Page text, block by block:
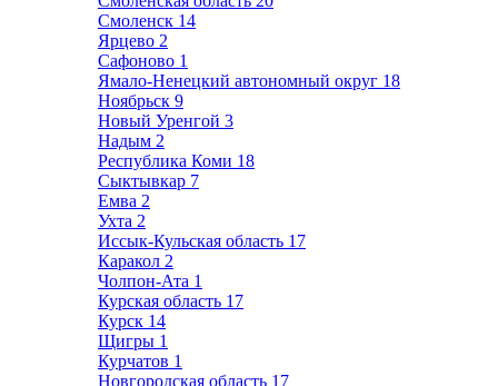
Смоленск 14
Ярцево 2
Сафоново 1
Ямало-Ненецкий автономный округ 18
Ноябрьск 9
Новый Уренгой 3
Надым 2
Республика Коми 18
Сыктывкар 7
Емва 2
Ухта 2
Иссык-Кульская область 17
Каракол 2
Чолпон-Ата 1
Курская область 17
Курск 14
Щигры 1
Курчатов 1
Новгородская область 17